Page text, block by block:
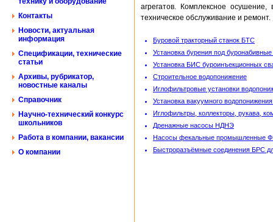
Контакты
Новости, актуальная
информация
Спецификации, технические
статьи
Архивы, рубрикатор,
новостные каналы
Справочник
Научно-технический конкурс
школьников
Работа в компании, вакансии
О компании
агрегатов. Комплексное
техническое обслуживание и ремонт.
Буровой тракторный станок БТС
Установка бурения под
Установка БИС буроинъекционных
Строительное водопонижение
Иглофильтровые установки
Установка вакуумного
Иглофильтры, коллекторы, рукава,
Дренажные насосы НДНЭ
Насосы фекальные промышленные
Быстроразъёмные соединения БРС